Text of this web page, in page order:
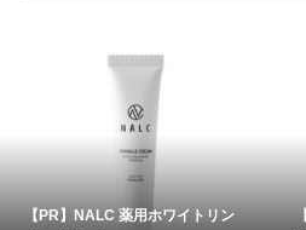
【PR】NALC 薬用ホワイトリン